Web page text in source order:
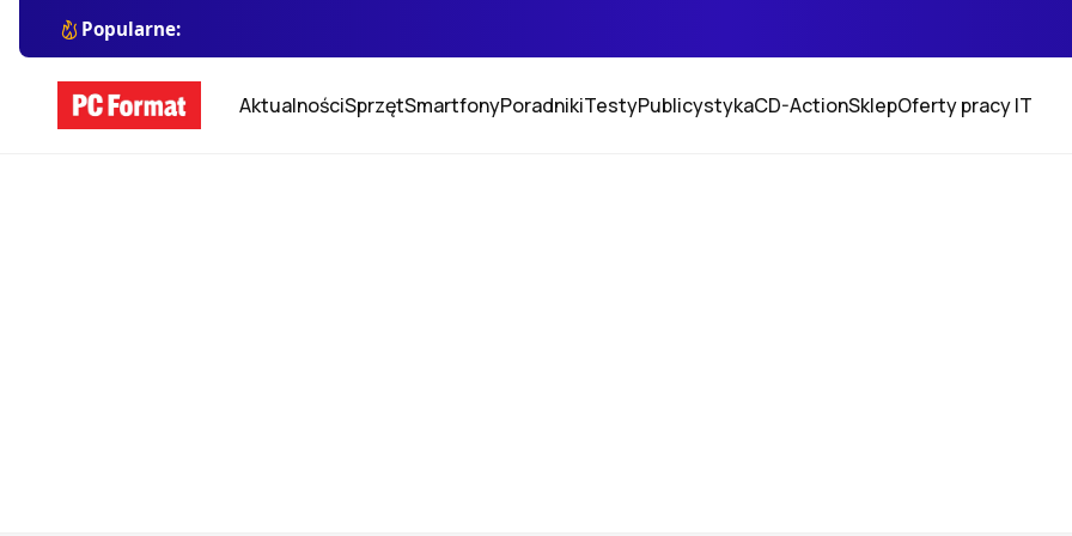
Popularne:
AktualnościSprzętSmartfonyPoradnikiTestyPublicystykaCD-ActionSklepOferty pracy IT